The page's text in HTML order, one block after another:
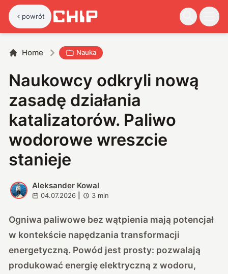
powrót
Home Nauka
Naukowcy odkryli nową
zasadę działania
katalizatorów. Paliwo
wodorowe wreszcie
stanieje
A
Aleksander Kowal
04.07.2026 3 min
Ogniwa paliwowe bez wątpienia mają potencjał
w kontekście napędzania transformacji
energetyczną. Powód jest prosty: pozwalają
produkować energię elektryczną z wodoru,